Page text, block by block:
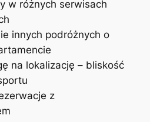
w różnych serwisach
innych podróżnych o
na lokalizację – bliskość
z